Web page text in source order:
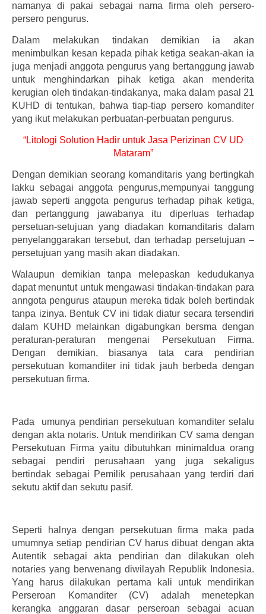
namanya di pakai sebagai nama firma oleh persero-
persero pengurus.
Dalam melakukan tindakan demikian ia akan
menimbulkan kesan kepada pihak ketiga seakan-akan ia
juga menjadi anggota pengurus yang bertanggung jawab
untuk menghindarkan pihak ketiga akan menderita
kerugian oleh tindakan-tindakanya, maka dalam pasal 21
KUHD di tentukan, bahwa tiap-tiap persero komanditer
yang ikut melakukan perbuatan-perbuatan pengurus.
“Litologi Solution Hadir untuk Jasa Perizinan CV UD
Mataram”
Dengan demikian seorang komanditaris yang bertingkah
lakku sebagai anggota pengurus,mempunyai tanggung
jawab seperti anggota pengurus terhadap pihak ketiga,
dan pertanggung jawabanya itu diperluas terhadap
persetuan-setujuan yang diadakan komanditaris dalam
penyelanggarakan tersebut, dan terhadap persetujuan –
persetujuan yang masih akan diadakan.
Walaupun demikian tanpa melepaskan kedudukanya
dapat menuntut untuk mengawasi tindakan-tindakan para
anngota pengurus ataupun mereka tidak boleh bertindak
tanpa izinya. Bentuk CV ini tidak diatur secara tersendiri
dalam KUHD melainkan digabungkan bersma dengan
peraturan-peraturan mengenai Persekutuan Firma.
Dengan demikian, biasanya tata cara pendirian
persekutuan komanditer ini tidak jauh berbeda dengan
persekutuan firma.
Pada umunya pendirian persekutuan komanditer selalu
dengan akta notaris. Untuk mendirikan CV sama dengan
Persekutuan Firma yaitu dibutuhkan minimaldua orang
sebagai pendiri perusahaan yang juga sekaligus
bertindak sebagai Pemilik perusahaan yang terdiri dari
sekutu aktif dan sekutu pasif.
Seperti halnya dengan persekutuan firma maka pada
umumnya setiap pendirian CV harus dibuat dengan akta
Autentik sebagai akta pendirian dan dilakukan oleh
notaries yang berwenang diwilayah Republik Indonesia.
Yang harus dilakukan pertama kali untuk mendirikan
Perseroan Komanditer (CV) adalah menetepkan
kerangka anggaran dasar perseroan sebagai acuan